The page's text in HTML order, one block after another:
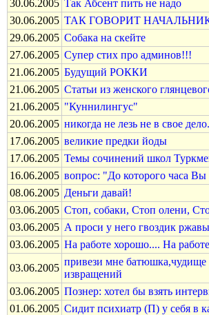
30.06.2005 Так Абсент пить не надо
30.06.2005 ТАК ГОВОРИТ НАЧАЛЬНИК
29.06.2005 Собака на скейте
27.06.2005 Супер стих про админов!!!
21.06.2005 Будущий РОККИ
21.06.2005 Статьи из женского
21.06.2005 "Куннилингус"
20.06.2005 никогда не лезь не в свое
17.06.2005 великие предки йоды
17.06.2005 Темы сочинений школ
16.06.2005 вопрос: "До которого часа Вы
08.06.2005 Деньги давай!
03.06.2005 Стоп, собаки, Стоп олени,
03.06.2005 А проси y него гвоздик
03.06.2005 На работе хорошо.... На
03.06.2005
привези мне батюшка,чудище
извращений
03.06.2005 Познер: хотел бы взять
01.06.2005 Сидит психиатр (П) у себя в